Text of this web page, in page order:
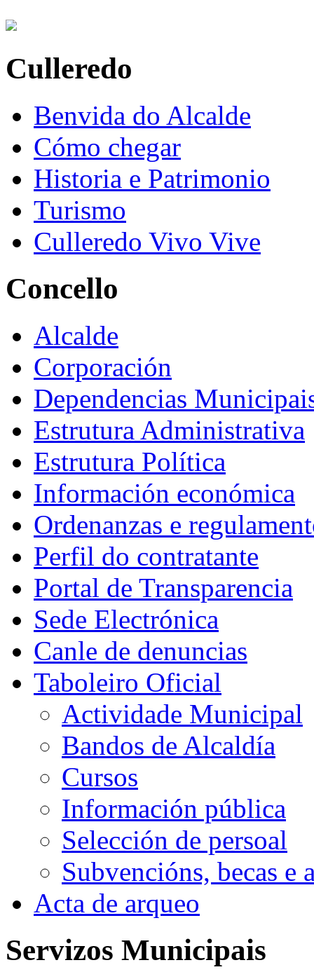
Culleredo
Benvida do Alcalde
Cómo chegar
Historia e Patrimonio
Turismo
Culleredo Vivo Vive
Concello
Alcalde
Corporación
Dependencias
Estrutura Administrativa
Estrutura Política
Información económica
Ordenanzas e
Perfil do contratante
Portal de Transparencia
Sede Electrónica
Canle de denuncias
Taboleiro Oficial
Actividade Municipal
Bandos de Alcaldía
Cursos
Información pública
Selección de persoal
Subvencións, becas e
Acta de arqueo
Servizos Municipais